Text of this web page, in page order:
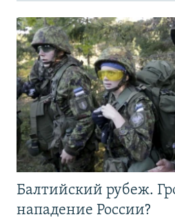
Балтийский рубеж.
нападение России?